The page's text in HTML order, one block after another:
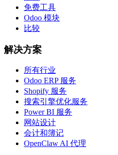
免费工具
Odoo 模块
比较
解决方案
所有行业
Odoo ERP 服务
Shopify 服务
搜索引擎优化服务
Power BI 服务
网站设计
会计和簿记
OpenClaw AI 代理